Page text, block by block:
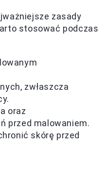
zasady
stosować podczas
zwłaszcza
oraz
przed malowaniem.
skórę przed